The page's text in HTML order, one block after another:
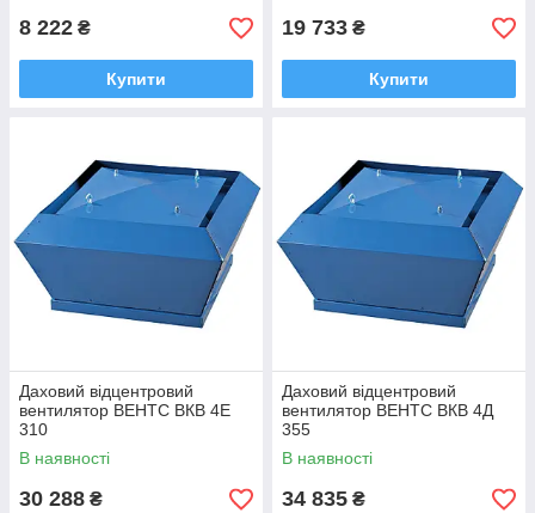
8 222 ₴
Купити
19 733 ₴
Купити
Даховий відцентровий
вентилятор ВЕНТС ВКВ 4Е
310
В наявності
30 288 ₴
Даховий відцентровий
вентилятор ВЕНТС ВКВ 4Д
355
В наявності
34 835 ₴